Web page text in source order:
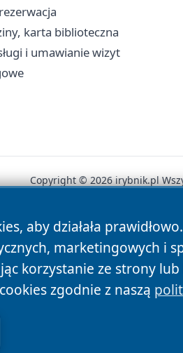
karta biblioteczna
i umawianie wizyt
aby działała
marketingowych i
korzystanie ze strony
zgodnie z naszą
Copyright © 2026 irybnik.pl
News Autorzy Polityka